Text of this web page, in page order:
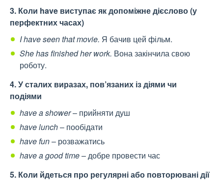
3. Коли have виступає як допоміжне дієслово (у
перфектних часах)
I have seen that movie. Я бачив цей фільм.
She has finished her work. Вона закінчила свою
роботу.
4. У сталих виразах, пов’язаних із діями чи
подіями
have a shower– прийняти душ
have lunch– пообідати
have fun– розважатись
have a good time– добре провести час
5. Коли йдеться про регулярні або повторювані дії